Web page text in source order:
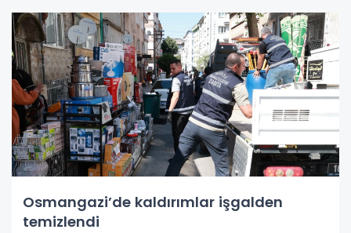
Osmangazi’de kaldırımlar işgalden
temizlendi